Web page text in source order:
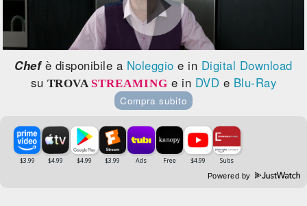
Chefè disponibile a Noleggio e in Digital Download
su TROVA STREAMING e in DVD e Blu-Ray
Compra subito
Powered by